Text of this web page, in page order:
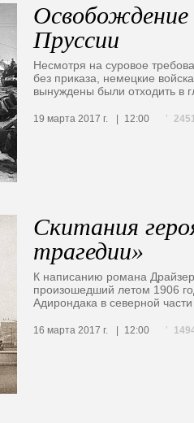
Пруссии
Несмотря на суровое
без приказа, немецкие
вынуждены были отходить в
19 марта 2017 г. 12:00
Скитания
трагедии»
К написанию романа
произошедший летом 1906
Адирондака в северной
16 марта 2017 г. 12:00